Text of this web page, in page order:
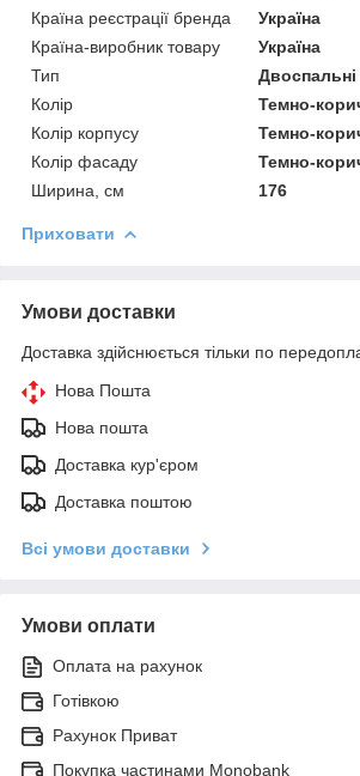
Країна реєстрації бренда
Україна
Країна-виробник товару
Україна
Тип
Двоспальні
Колір
Темно-
Колір корпусу
Темно-
Колір фасаду
Темно-
Ширина, см
176
Приховати
Умови доставки
Доставка здійснюється тільки по
Нова Пошта
Нова пошта
Доставка кур'єром
Доставка поштою
Всі умови доставки
Умови оплати
Оплата на рахунок
Готівкою
Рахунок Приват
Покупка частинами Monobank